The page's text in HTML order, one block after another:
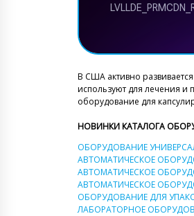
В США активно
используют для лечения
оборудование для
НОВИНКИ КАТАЛОГА
ОБОРУДОВАНИЕ
АВТОМАТИЧЕСКОЕ
АВТОМАТИЧЕСКОЕ
АВТОМАТИЧЕСКОЕ
ОБОРУДОВАНИЕ ДЛЯ
ЛАБОРАТОРНОЕ